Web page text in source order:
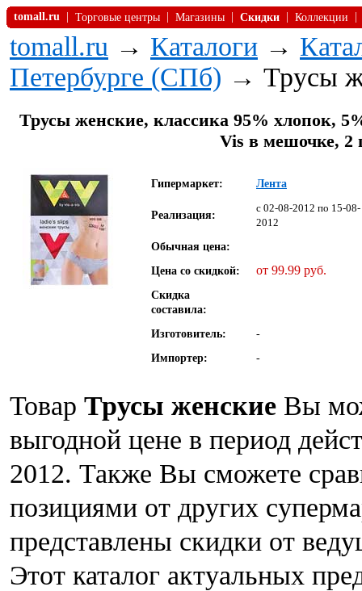
tomall.ru Торговые центры Магазины Скидки Коллекции
tomall.ru → Каталоги →
Петербурге (СПб) → Трусы
Трусы женские, классика 95% хлопок,
Vis в мешочке, 2
Гипермаркет: Лента
Реализация:
c 02-08-2012 по 15-08-
2012
Обычная цена:
Цена со скидкой:
от 99.99 руб.
Скидка
составила:
Изготовитель:
-
Импортер:
-
Товар Трусы женские Вы
выгодной цене в период
2012. Также Вы сможете
позициями от других
представлены скидки от
Этот каталог актуальных